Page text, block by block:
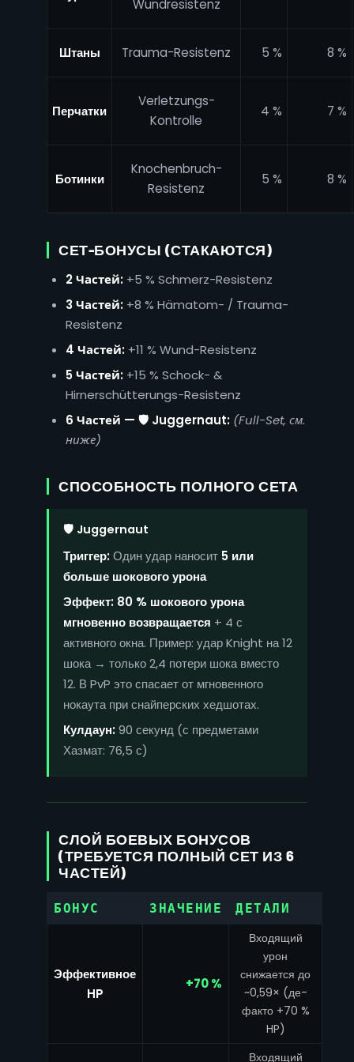
Wundresistenz
Штаны Trauma-Resistenz 5 % 8 %
Перчатки
Verletzungs-
Kontrolle
4 % 7 %
Ботинки
Knochenbruch-
Resistenz
5 % 8 %
СЕТ-БОНУСЫ (СТАКАЮТСЯ)
2 Частей: +5 % Schmerz-Resistenz
3 Частей: +8 % Hämatom- / Trauma-
Resistenz
4 Частей: +11 % Wund-Resistenz
5 Частей: +15 % Schock- &
Hirnerschütterungs-Resistenz
6 Частей — 🛡 Juggernaut: (Full-Set, см.
ниже)
СПОСОБНОСТЬ ПОЛНОГО СЕТА
🛡 Juggernaut
Триггер:Один удар наносит 5 или
больше шокового урона
Эффект: 80 % шокового урона
мгновенно возвращается + 4 с
активного окна. Пример: удар Knight на 12
шока → только 2,4 потери шока вместо
12. В PvP это спасает от мгновенного
нокаута при снайперских хедшотах.
Кулдаун:90 секунд (с предметами
Хазмат: 76,5 с)
СЛОЙ БОЕВЫХ БОНУСОВ
(ТРЕБУЕТСЯ ПОЛНЫЙ СЕТ ИЗ 6
ЧАСТЕЙ)
БОНУС ЗНАЧЕНИЕ ДЕТАЛИ
Эффективное
HP
+70 %
Входящий
урон
снижается до
~0,59× (де-
факто +70 %
HP)
Входящий